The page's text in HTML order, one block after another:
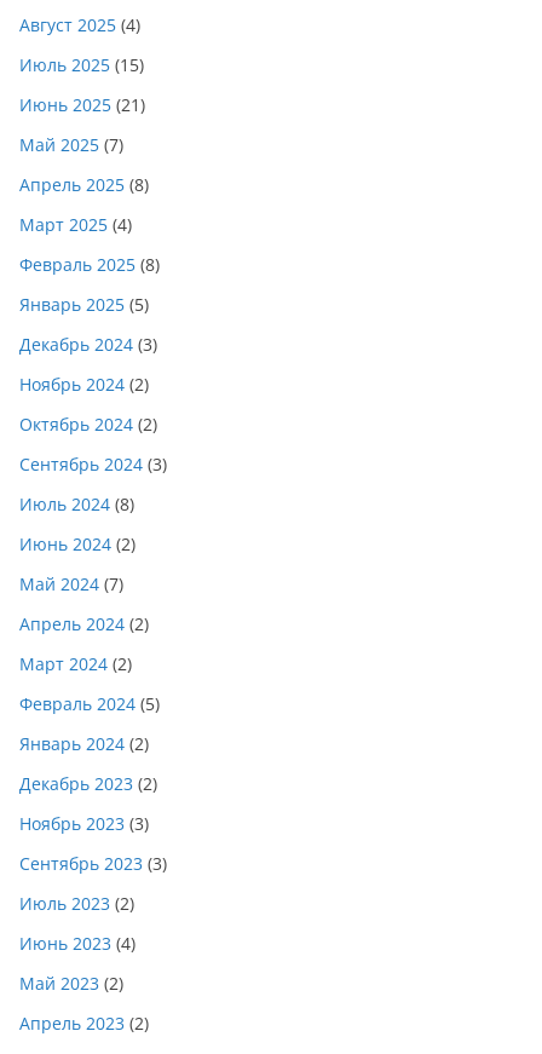
Август 2025 (4)
Июль 2025 (15)
Июнь 2025 (21)
Май 2025 (7)
Апрель 2025 (8)
Март 2025 (4)
Февраль 2025 (8)
Январь 2025 (5)
Декабрь 2024 (3)
Ноябрь 2024 (2)
Октябрь 2024 (2)
Сентябрь 2024 (3)
Июль 2024 (8)
Июнь 2024 (2)
Май 2024 (7)
Апрель 2024 (2)
Март 2024 (2)
Февраль 2024 (5)
Январь 2024 (2)
Декабрь 2023 (2)
Ноябрь 2023 (3)
Сентябрь 2023 (3)
Июль 2023 (2)
Июнь 2023 (4)
Май 2023 (2)
Апрель 2023 (2)